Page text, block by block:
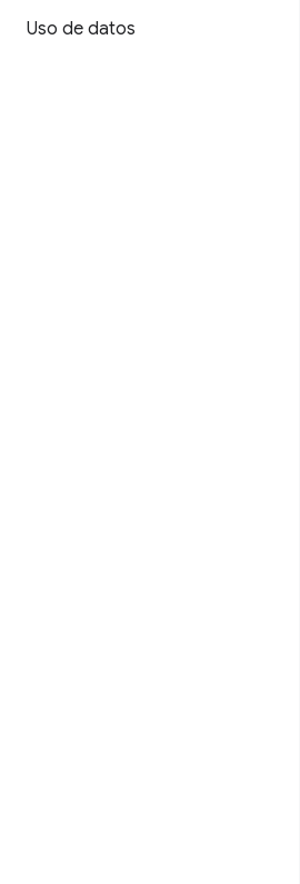
Uso de datos